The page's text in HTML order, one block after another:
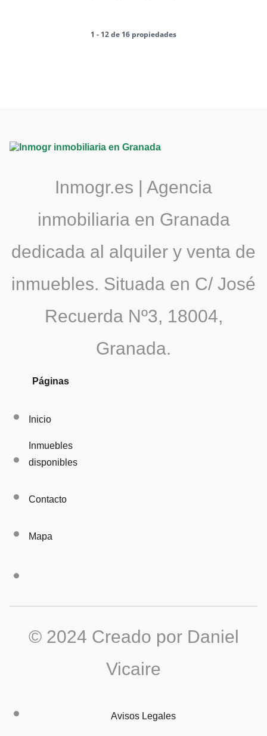
1 - 12 de 16 propiedades
Inmogr.es | Agencia
inmobiliaria en Granada
dedicada al alquiler y venta de
inmuebles. Situada en C/ José
Recuerda Nº3, 18004,
Granada.
Páginas
Inicio
Inmuebles
disponibles
Contacto
Mapa
© 2024 Creado por Daniel
Vicaire
Avisos Legales